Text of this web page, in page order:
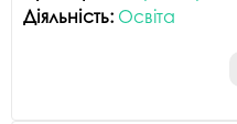
Діяльність: Освіта